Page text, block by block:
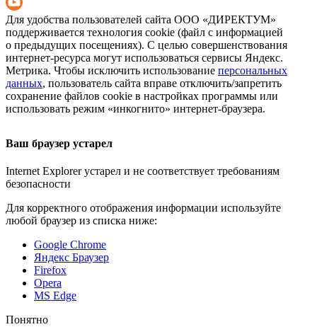
Для удобства пользователей сайта ООО «ДИРЕКТУМ»
поддерживается технология cookie (файл с информацией
о предыдущих посещениях). С целью совершенствования
интернет-ресурса могут использоваться сервисы Яндекс.
Метрика. Чтобы исключить использование персональных
данных, пользователь сайта вправе отключить/запретить
сохранение файлов cookie в настройках программы или
использовать режим «инкогнито» интернет-браузера.
Ваш браузер устарел
Internet Explorer устарел и не соответствует требованиям
безопасности
Для корректного отображения информации используйте
любой браузер из списка ниже:
Google Chrome
Яндекс Браузер
Firefox
Opera
MS Edge
Понятно